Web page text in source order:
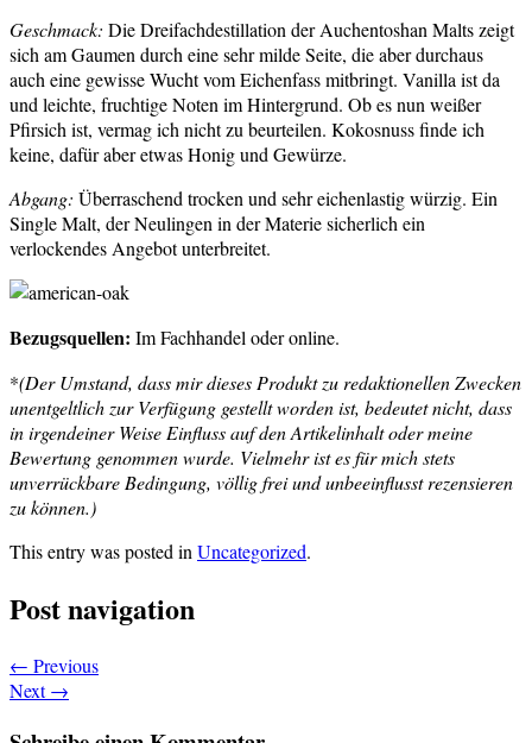
Geschmack: Die Dreifachdestillation der Auchentoshan Malts zeigt
sich am Gaumen durch eine sehr milde Seite, die aber durchaus
auch eine gewisse Wucht vom Eichenfass mitbringt. Vanilla ist da
und leichte, fruchtige Noten im Hintergrund. Ob es nun weißer
Pfirsich ist, vermag ich nicht zu beurteilen. Kokosnuss finde ich
keine, dafür aber etwas Honig und Gewürze.
Abgang: Überraschend trocken und sehr eichenlastig würzig. Ein
Single Malt, der Neulingen in der Materie sicherlich ein
verlockendes Angebot unterbreitet.
Bezugsquellen: Im Fachhandel oder online.
*(Der Umstand, dass mir dieses Produkt zu redaktionellen Zwecken
unentgeltlich zur Verfügung gestellt worden ist, bedeutet nicht, dass
in irgendeiner Weise Einfluss auf den Artikelinhalt oder meine
Bewertung genommen wurde. Vielmehr ist es für mich stets
unverrückbare Bedingung, völlig frei und unbeeinflusst rezensieren
zu können.)
This entry was posted inUncategorized.
Post navigation
← Previous
Next→